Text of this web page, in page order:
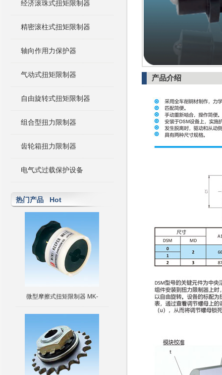
经济滚珠式扭矩限制器
精密滚柱式扭矩限制器
轴向作用力保护器
气动式扭矩限制器
自由旋转式扭矩限制器
组合型扭力限制器
齿轮箱扭力限制器
电气式过载保护设备
热门产品 Hot
微型摩擦式扭矩限制器 MK-
产品介绍